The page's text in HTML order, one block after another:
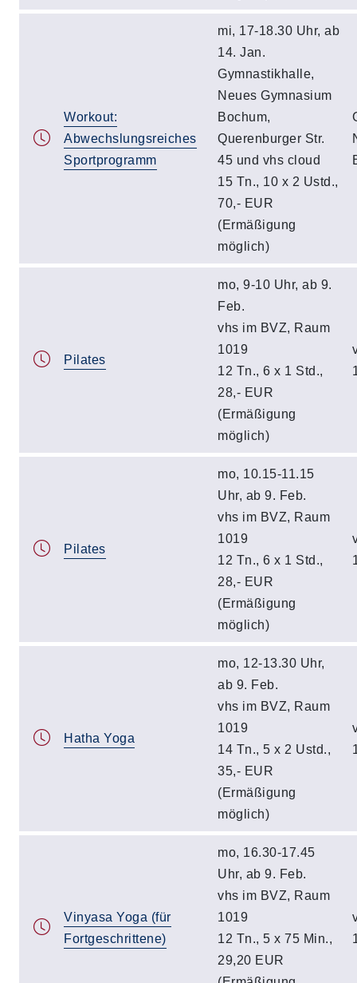
Workout:
Abwechslungsreiches
Sportprogramm
mi, 17-18.30 Uhr, ab
14. Jan.
Gymnastikhalle,
Neues Gymnasium
Bochum,
Querenburger Str.
45 und vhs cloud
15 Tn., 10 x 2 Ustd.,
70,- EUR
(Ermäßigung
möglich)
Pilates
mo, 9-10 Uhr, ab 9.
Feb.
vhs im BVZ, Raum
1019
12 Tn., 6 x 1 Std.,
28,- EUR
(Ermäßigung
möglich)
Pilates
mo, 10.15-11.15
Uhr, ab 9. Feb.
vhs im BVZ, Raum
1019
12 Tn., 6 x 1 Std.,
28,- EUR
(Ermäßigung
möglich)
Hatha Yoga
mo, 12-13.30 Uhr,
ab 9. Feb.
vhs im BVZ, Raum
1019
14 Tn., 5 x 2 Ustd.,
35,- EUR
(Ermäßigung
möglich)
Vinyasa Yoga (für
Fortgeschrittene)
mo, 16.30-17.45
Uhr, ab 9. Feb.
vhs im BVZ, Raum
1019
12 Tn., 5 x 75 Min.,
29,20 EUR